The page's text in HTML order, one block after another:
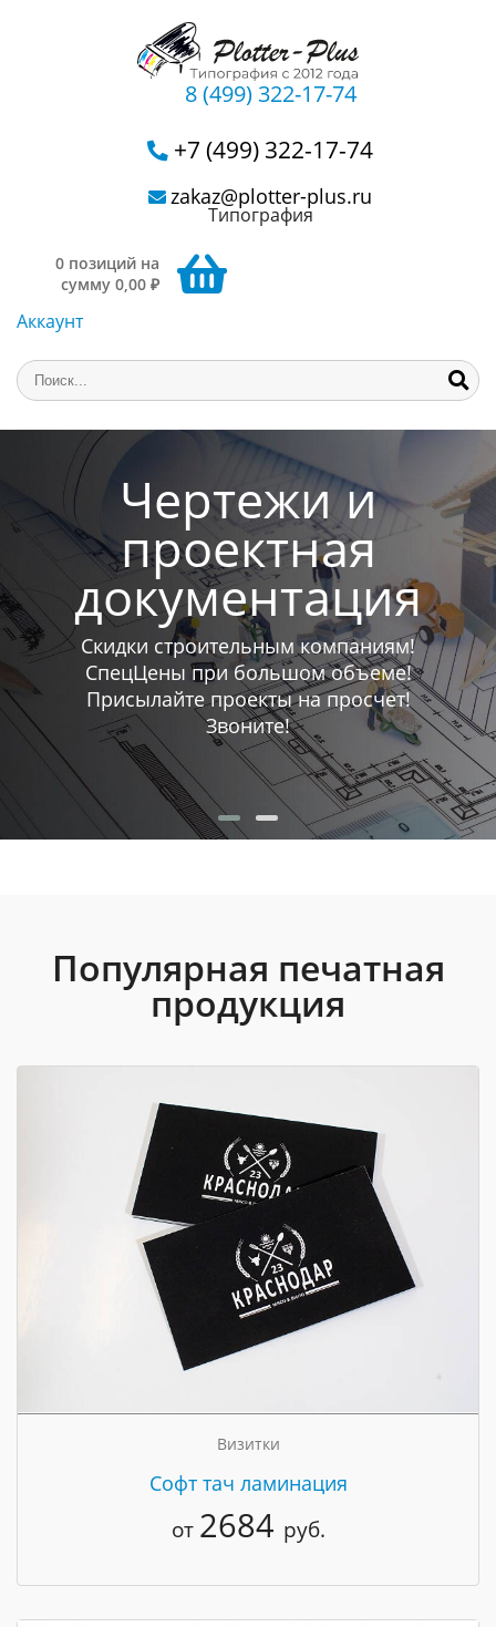
8 (499) 322-17-74
+7 (499) 322-17-74
zakaz@plotter-plus.ru
Типография
0 позиций на
сумму 0,00 ₽
Аккаунт
Чертежи и
проектная
документация
Скидки строительным компаниям!
СпецЦены при большом объеме!
Присылайте проекты на просчет!
Звоните!
Популярная печатная
продукция
Визитки
Cофт тач ламинация
от 2684 руб.